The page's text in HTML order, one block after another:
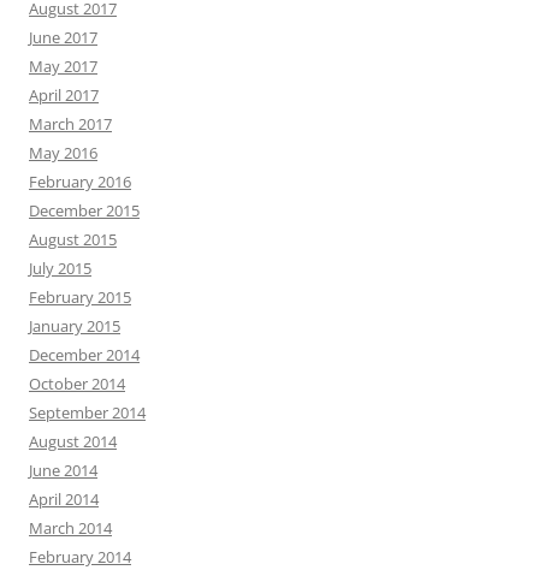
August 2017
June 2017
May 2017
April 2017
March 2017
May 2016
February 2016
December 2015
August 2015
July 2015
February 2015
January 2015
December 2014
October 2014
September 2014
August 2014
June 2014
April 2014
March 2014
February 2014